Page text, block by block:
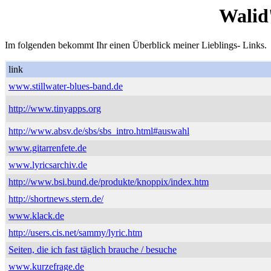
Im folgenden bekommt Ihr einen Überblick meiner Lieblings- Links.
link
www.stillwater-blues-band.de
http://www.tinyapps.org
http://www.absv.de/sbs/sbs_intro.html#auswahl
www.gitarrenfete.de
www.lyricsarchiv.de
http://www.bsi.bund.de/produkte/knoppix/index.htm
http://shortnews.stern.de/
www.klack.de
http://users.cis.net/sammy/lyric.htm
Seiten, die ich fast täglich brauche / besuche
www.kurzefrage.de